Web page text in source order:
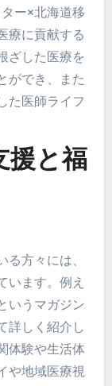
ー×北海道移
療に貢献する
ざした医療を
ができ、また
た医師ライフ
援と福
方々には、
います。例え
いうマガジン
詳しく紹介し
体験や生活体
や地域医療視